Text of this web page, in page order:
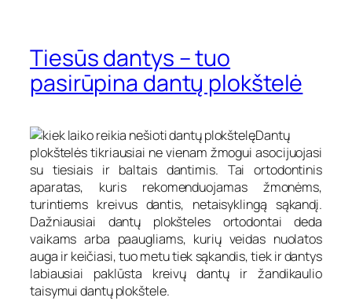
Tiesūs dantys – tuo
pasirūpina dantų plokštelė
Dantų
plokštelės tikriausiai ne vienam žmogui asocijuojasi
su tiesiais ir baltais dantimis. Tai ortodontinis
aparatas, kuris rekomenduojamas žmonėms,
turintiems kreivus dantis, netaisyklingą sąkandį.
Dažniausiai dantų plokšteles ortodontai deda
vaikams arba paaugliams, kurių veidas nuolatos
auga ir keičiasi, tuo metu tiek sąkandis, tiek ir dantys
labiausiai paklūsta kreivų dantų ir žandikaulio
taisymui dantų plokštele.